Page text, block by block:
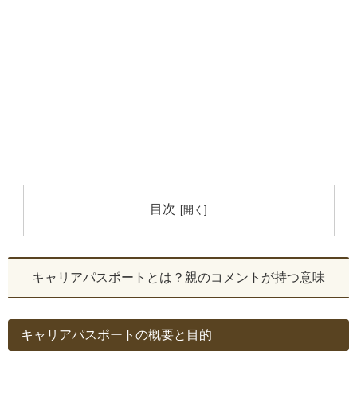
目次
キャリアパスポートとは？親のコメントが持つ意味
キャリアパスポートの概要と目的